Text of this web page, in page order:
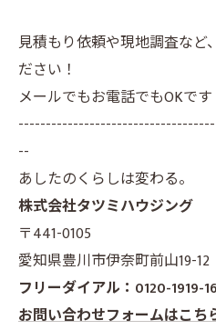
見積もり依頼や現地調査など
ださい！
メールでもお電話でもOKです
--
あしたのくらしは変わる。
株式会社タツミハウジング
〒441-0105
愛知県豊川市伊奈町前山19-12
フリーダイアル：0120-1919-16
お問い合わせフォームはこち